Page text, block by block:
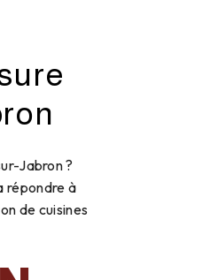
Jabron ?
répondre à
de cuisines